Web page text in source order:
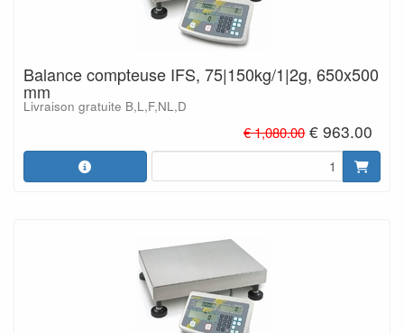
Balance compteuse IFS, 75|150kg/1|2g, 650x500
mm
Livraison gratuite B,L,F,NL,D
€ 1,080.00 € 963.00